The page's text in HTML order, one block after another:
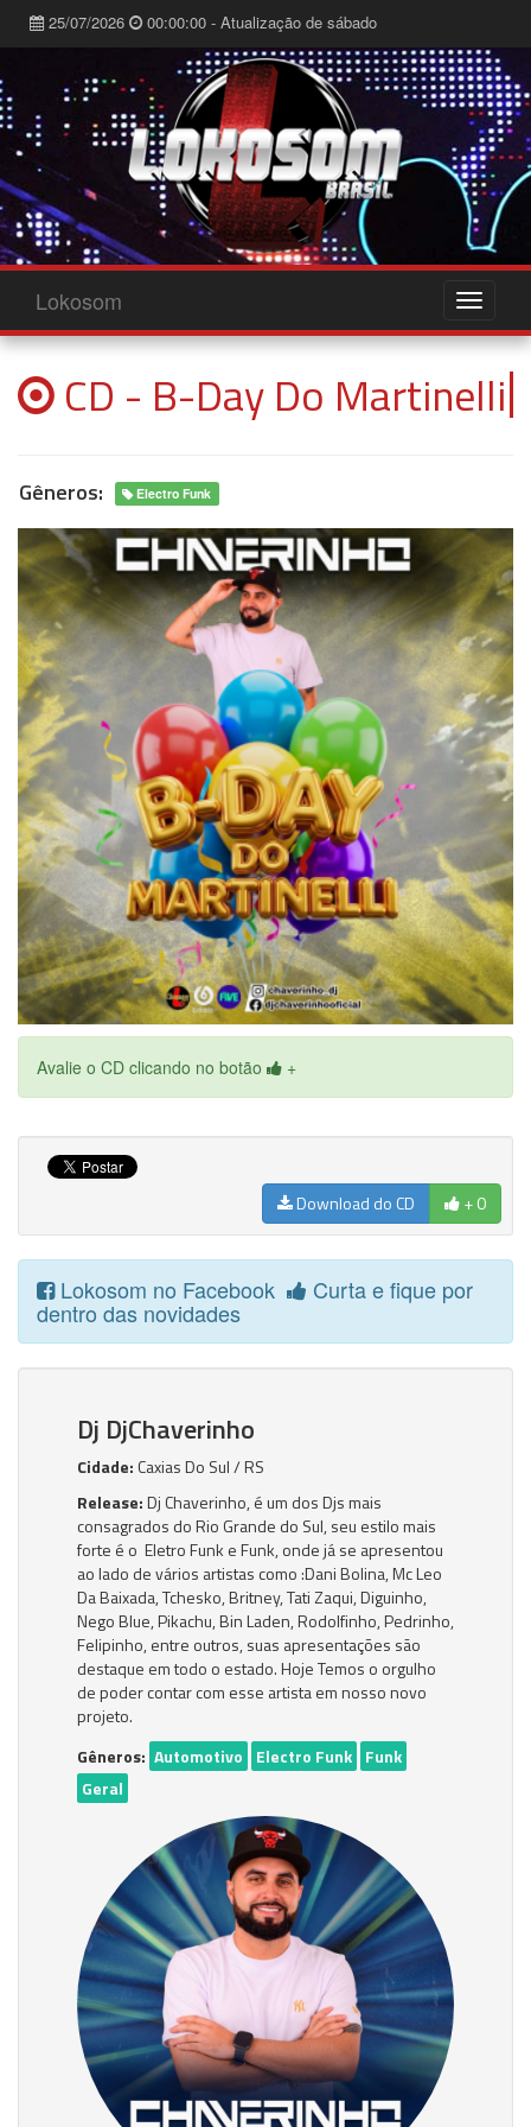
25/07/2026 00:00:00 - Atualização de sábado
Lokosom
CD - B-Day Do Martinelli
Gêneros: Electro Funk
Avalie o CD clicando no botão +
Download do CD + 0
Lokosom no Facebook Curta e fique por
dentro das novidades
Dj DjChaverinho
Cidade: Caxias Do Sul / RS
Release:Dj Chaverinho, é um dos Djs mais
consagrados do Rio Grande do Sul, seu estilo mais
forte é o Eletro Funk e Funk, onde já se apresentou
ao lado de vários artistas como :Dani Bolina, Mc Leo
Da Baixada, Tchesko, Britney, Tati Zaqui, Diguinho,
Nego Blue, Pikachu, Bin Laden, Rodolfinho, Pedrinho,
Felipinho, entre outros, suas apresentações são
destaque em todo o estado. Hoje Temos o orgulho
de poder contar com esse artista em nosso novo
projeto.
Gêneros: Automotivo Electro Funk Funk
Geral